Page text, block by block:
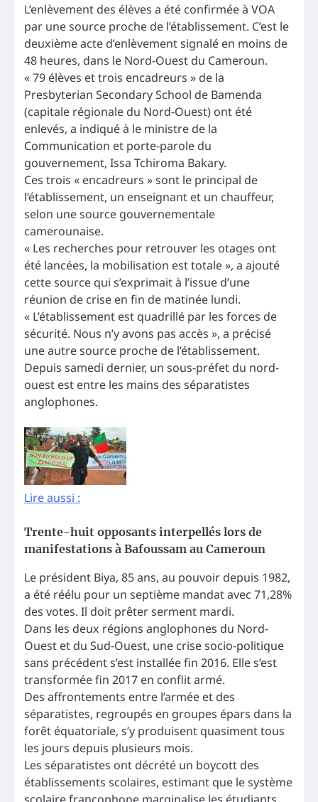
L’enlèvement des élèves a été confirmée à VOA
par une source proche de l’établissement. C’est le
deuxième acte d’enlèvement signalé en moins de
48 heures, dans le Nord-Ouest du Cameroun.
« 79 élèves et trois encadreurs » de la
Presbyterian Secondary School de Bamenda
(capitale régionale du Nord-Ouest) ont été
enlevés, a indiqué à le ministre de la
Communication et porte-parole du
gouvernement, Issa Tchiroma Bakary.
Ces trois « encadreurs » sont le principal de
l’établissement, un enseignant et un chauffeur,
selon une source gouvernementale
camerounaise.
« Les recherches pour retrouver les otages ont
été lancées, la mobilisation est totale », a ajouté
cette source qui s’exprimait à l’issue d’une
réunion de crise en fin de matinée lundi.
« L’établissement est quadrillé par les forces de
sécurité. Nous n’y avons pas accès », a précisé
une autre source proche de l’établissement.
Depuis samedi dernier, un sous-préfet du nord-
ouest est entre les mains des séparatistes
anglophones.
Lire aussi :
Trente-huit opposants interpellés lors de
manifestations à Bafoussam au Cameroun
Le président Biya, 85 ans, au pouvoir depuis 1982,
a été réélu pour un septième mandat avec 71,28%
des votes. Il doit prêter serment mardi.
Dans les deux régions anglophones du Nord-
Ouest et du Sud-Ouest, une crise socio-politique
sans précédent s’est installée fin 2016. Elle s’est
transformée fin 2017 en conflit armé.
Des affrontements entre l’armée et des
séparatistes, regroupés en groupes épars dans la
forêt équatoriale, s’y produisent quasiment tous
les jours depuis plusieurs mois.
Les séparatistes ont décrété un boycott des
établissements scolaires, estimant que le système